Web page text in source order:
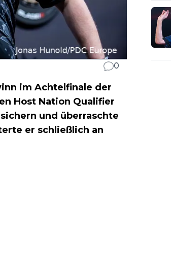
0
im Achtelfinale der
Host Nation Qualifier
und überraschte
er schließlich an